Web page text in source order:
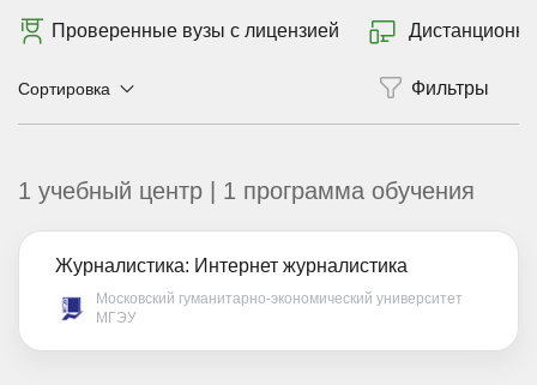
Проверенные вузы с лицензией Дистанционно
Сортировка
1 учебный центр | 1 программа обучения
Журналистика: Интернет журналистика
Московский гуманитарно-экономический университет
МГЭУ